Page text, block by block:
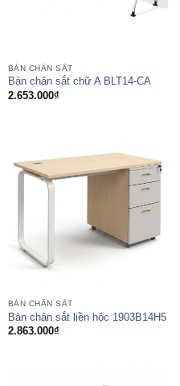
BÀN CHÂN SẮT
Bàn chân sắt chữ A BLT14-CA
2.653.000₫
BÀN CHÂN SẮT
Bàn chân sắt liền hộc 1903B14H5
2.863.000₫